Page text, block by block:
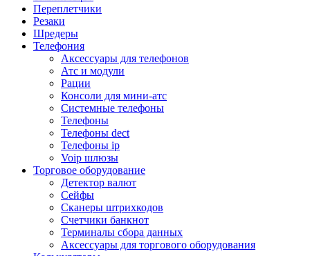
Замки
Терминалы доступа
Охранно-пожарная сигнализация
Коннекторы и розетки
Инструмент и садовая техника
Электро и пневмоинструмент
Аксессуары для пневмоинструментов
Гайковерты пневматические
Инструмент измерительный
Краскораспылители пневматические
Наборы пневматические
Пистолеты пневматические
Переплетчики
Резаки
Шредеры
Телефония
Аксессуары для телефонов
Атс и модули
Рации
Консоли для мини-атс
Системные телефоны
Телефоны
Телефоны dect
Телефоны ip
Voip шлюзы
Торговое оборудование
Детектор валют
Сейфы
Сканеры штрихкодов
Счетчики банкнот
Терминалы сбора данных
Аксессуары для торгового оборудования